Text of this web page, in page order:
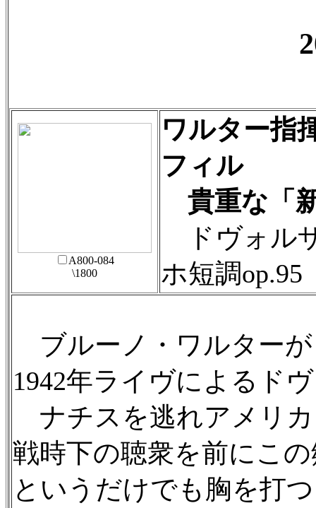
A800-084
\1800
ワルター指
フィル
貴重な「
ドヴォル
ホ短調op.95
ブルーノ・ワルター
1942年ライヴによるド
ナチスを逃れアメリ
戦時下の聴衆を前にこ
というだけでも胸を打